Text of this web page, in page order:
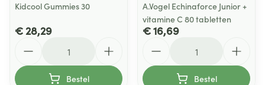
Kidcool Gummies 30
€ 28,29
Bestel
A.Vogel Echinaforce Junior +
vitamine C 80 tabletten
€ 16,69
Bestel